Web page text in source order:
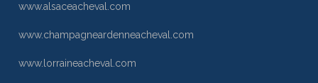
www.alsaceacheval.com
www.champagneardenneacheval.com
www.lorraineacheval.com